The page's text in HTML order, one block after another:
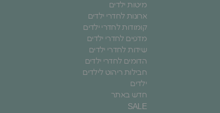
מיטות ילדים
ארונות לחדרי ילדים
קומודות לחדרי ילדים
מדפים לחדרי ילדים
שידות לחדרי ילדים
הדומים לחדרי ילדים
חבילות ריהוט לילדים
ילדים
חדש באתר
SALE